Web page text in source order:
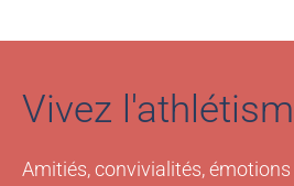
Vivez
Amitiés, convivialités,